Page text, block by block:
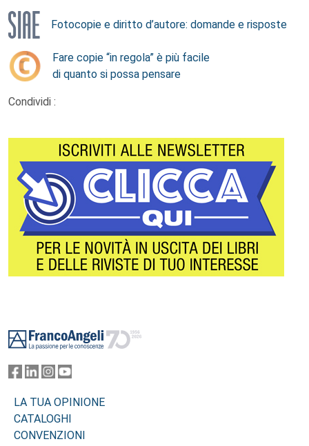
Fotocopie e diritto d’autore: domande e risposte
Fare copie “in regola” è più facile
di quanto si possa pensare
Condividi :
LA TUA OPINIONE
CATALOGHI
CONVENZIONI